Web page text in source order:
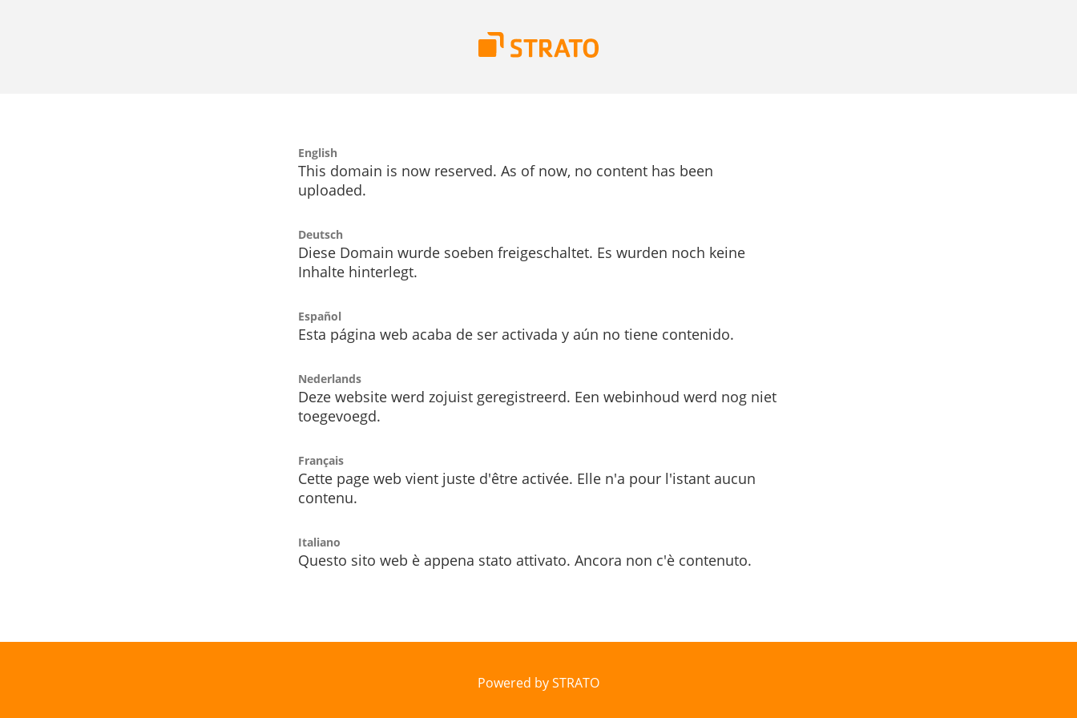
English
This domain is now reserved. As of now, no content has been
uploaded.
Deutsch
Diese Domain wurde soeben freigeschaltet. Es wurden noch keine
Inhalte hinterlegt.
Español
Esta página web acaba de ser activada y aún no tiene contenido.
Nederlands
Deze website werd zojuist geregistreerd. Een webinhoud werd nog niet
toegevoegd.
Français
Cette page web vient juste d'être activée. Elle n'a pour l'istant aucun
contenu.
Italiano
Questo sito web è appena stato attivato. Ancora non c'è contenuto.
Powered by STRATO